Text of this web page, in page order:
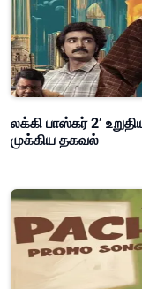
லக்கி பாஸ்கர் 2’
முக்கிய தகவல்